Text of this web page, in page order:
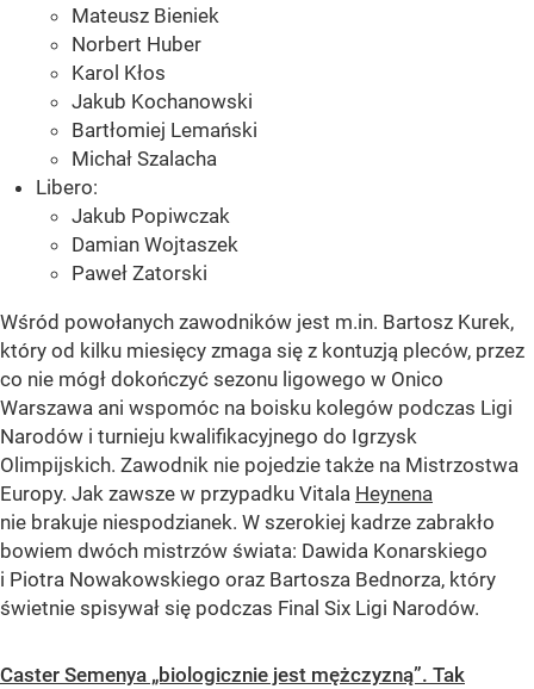
Mateusz Bieniek
Norbert Huber
Karol Kłos
Jakub Kochanowski
Bartłomiej Lemański
Michał Szalacha
Libero:
Jakub Popiwczak
Damian Wojtaszek
Paweł Zatorski
Wśród powołanych zawodników jest m.in. Bartosz Kurek,
który od kilku miesięcy zmaga się z kontuzją pleców, przez
co nie mógł dokończyć sezonu ligowego w Onico
Warszawa ani wspomóc na boisku kolegów podczas Ligi
Narodów i turnieju kwalifikacyjnego do Igrzysk
Olimpijskich. Zawodnik nie pojedzie także na Mistrzostwa
Europy. Jak zawsze w przypadku Vitala Heynena
nie brakuje niespodzianek. W szerokiej kadrze zabrakło
bowiem dwóch mistrzów świata: Dawida Konarskiego
i Piotra Nowakowskiego oraz Bartosza Bednorza, który
świetnie spisywał się podczas Final Six Ligi Narodów.
Caster Semenya „biologicznie jest mężczyzną”. Tak